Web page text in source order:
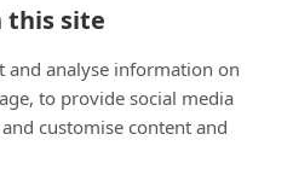
this site
and analyse information on
to provide social media
customise content and